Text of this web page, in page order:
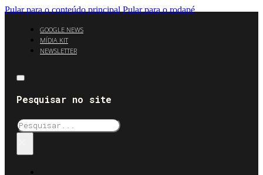
Pular para o conteúdo principal Pular para o rodapé
GOOGLE NEWS
MÍDIA KIT
NEWSLETTER
Pesquisar no site
Pesquisar